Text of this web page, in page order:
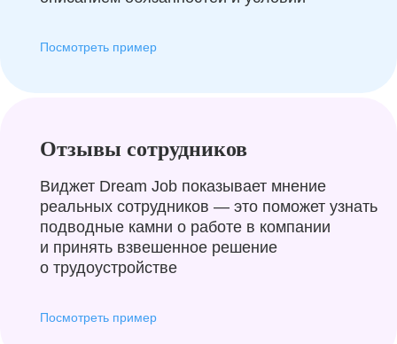
Посмотреть пример
Отзывы сотрудников
Виджет Dream Job показывает мнение
реальных сотрудников — это поможет узнать
подводные камни о работе в компании
и принять взвешенное решение
о трудоустройстве
Посмотреть пример